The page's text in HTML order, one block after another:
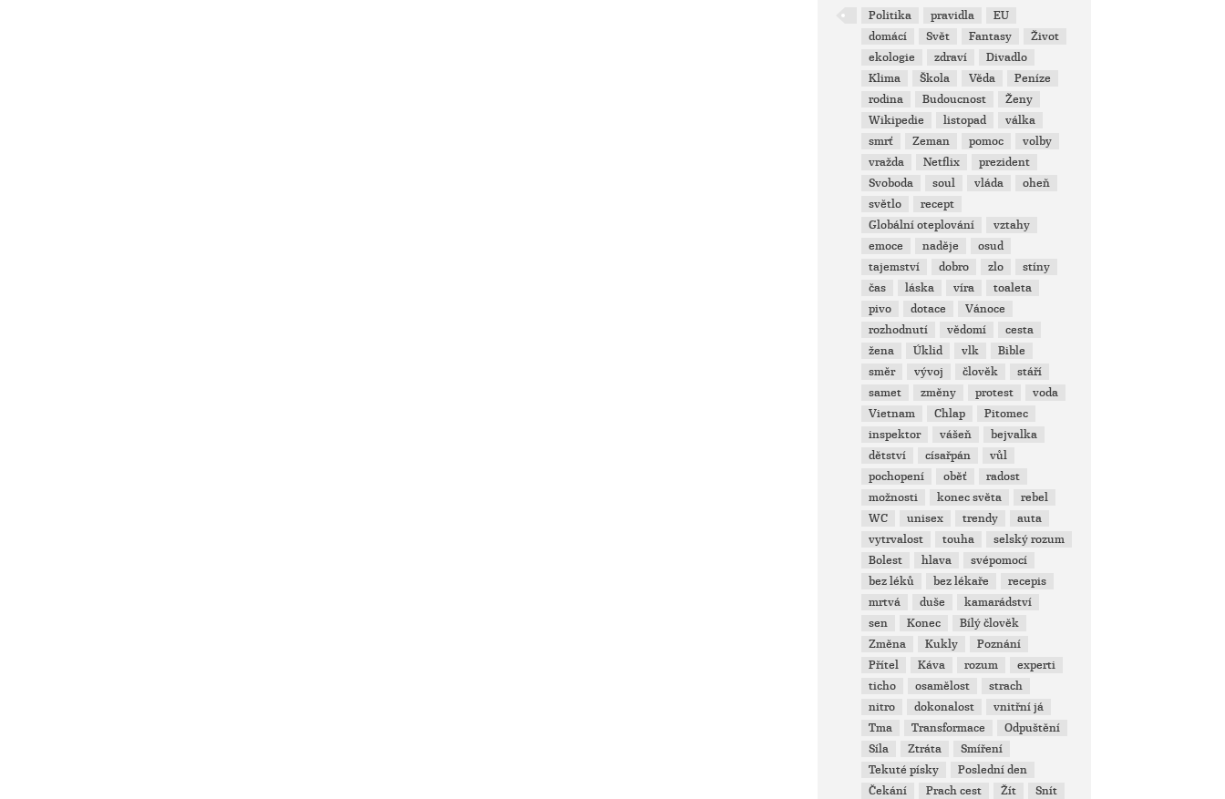
Politika pravidla
EU
domácí
Svět Fantasy
Život
ekologie
zdraví
Divadlo
Klima
Škola Věda
Peníze
rodina
Budoucnost
Ženy
Wikipedie
listopad
válka
smrť
Zeman pomoc
volby
vražda
Netflix
prezident
Svoboda
soul vláda
oheň
světlo
recept
Globální oteplování
vztahy
emoce
naděje
osud
tajemství
dobro zlo
stíny
čas
láska víra
toaleta
pivo
dotace
Vánoce
rozhodnutí
vědomí
cesta
žena
Úklid vlk
Bible
směr
vývoj člověk
stáří
samet
změny protest
voda
Vietnam
Chlap
Pitomec
inspektor
vášeň
bejvalka
dětství
císařpán
vůl
pochopení
oběť
radost
možnosti
konec světa
rebel
WC
unisex trendy
auta
vytrvalost
touha
selský rozum
Bolest
hlava
svépomocí
bez léků
bez lékaře
recepis
mrtvá
duše
kamarádství
sen
Konec
Bílý člověk
Změna
Kukly
Poznání
Přítel
Káva rozum
experti
ticho
osamělost
strach
nitro
dokonalost
vnitřní já
Tma
Transformace
Odpuštění
Síla
Ztráta
Smíření
Tekuté písky
Poslední den
Čekání
Prach cest Žít
Snít